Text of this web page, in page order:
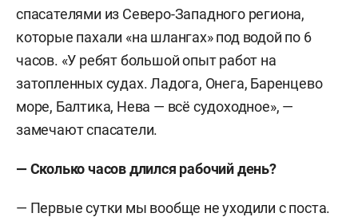
спасателями из Северо-Западного региона,
которые пахали «на шлангах» под водой по 6
часов. «У ребят большой опыт работ на
затопленных судах. Ладога, Онега, Баренцево
море, Балтика, Нева — всё судоходное», —
замечают спасатели.
— Сколько часов длился рабочий день?
— Первые сутки мы вообще не уходили с поста.